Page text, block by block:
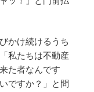
かけ続けるうち
私たちは不動産
た者なんです
ですか？」と問